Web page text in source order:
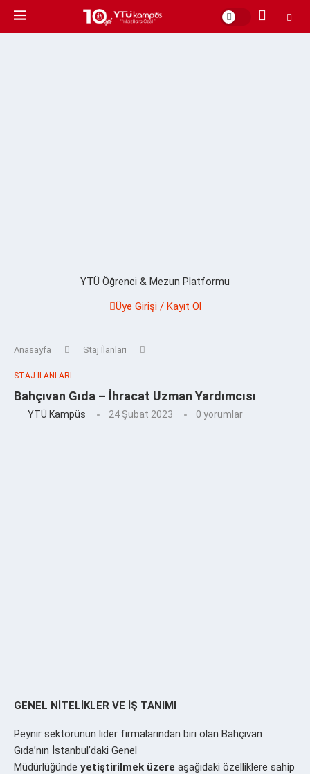
YTÜ Öğrenci & Mezun Platformu
Üye Girişi / Kayıt Ol
Anasayfa Staj İlanları
STAJ İLANLARI
Bahçıvan Gıda – İhracat Uzman Yardımcısı
YTÜ Kampüs 24 Şubat 2023 0 yorumlar
GENEL NİTELİKLER VE İŞ TANIMI
Peynir sektörünün lider firmalarından biri olan Bahçıvan
Gıda’nın İstanbul’daki Genel
Müdürlüğünde yetiştirilmek üzere aşağıdaki özelliklere sahip